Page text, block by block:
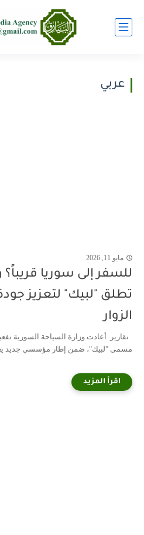
عربي
مايو 11, 2026
للسفر إلى سوريا قريباً؟
تطلق "لبيك" لتعزيز
الزوار
تقارير أعادت وزارة السياحة السورية
مسمى "لبيك"، ضمن إطار مؤسسي جديد